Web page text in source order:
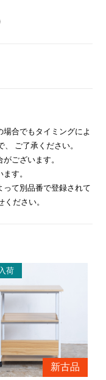
合でもタイミングによ
ご了承ください。
ございます。
す。
て別品番で登録されて
ださい。
荷
新古品